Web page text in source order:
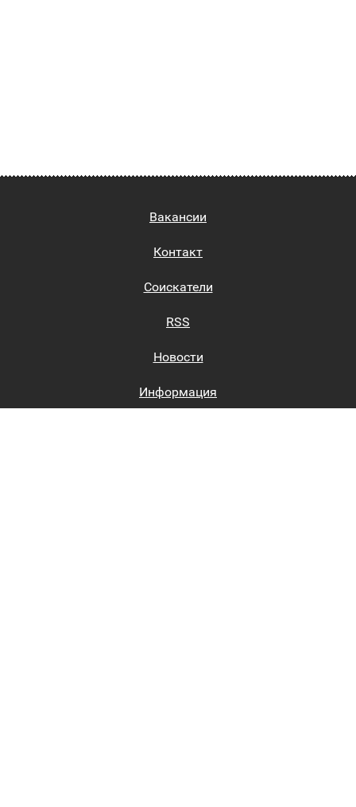
Вакансии
Контакт
Соискатели
RSS
Новости
Информация